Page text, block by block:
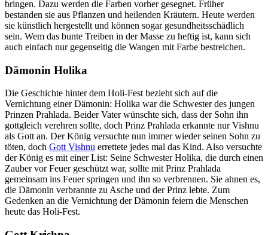
bringen. Dazu werden die Farben vorher gesegnet. Früher
bestanden sie aus Pflanzen und heilenden Kräutern. Heute werden
sie künstlich hergestellt und können sogar gesundheitsschädlich
sein. Wem das bunte Treiben in der Masse zu heftig ist, kann sich
auch einfach nur gegenseitig die Wangen mit Farbe bestreichen.
Dämonin Holika
Die Geschichte hinter dem Holi-Fest bezieht sich auf die
Vernichtung einer Dämonin: Holika war die Schwester des jungen
Prinzen Prahlada. Beider Vater wünschte sich, dass der Sohn ihn
gottgleich verehren sollte, doch Prinz Prahlada erkannte nur Vishnu
als Gott an. Der König versuchte nun immer wieder seinen Sohn zu
töten, doch Gott Vishnu errettete jedes mal das Kind. Also versuchte
der König es mit einer List: Seine Schwester Holika, die durch einen
Zauber vor Feuer geschützt war, sollte mit Prinz Prahlada
gemeinsam ins Feuer springen und ihn so verbrennen. Sie ahnen es,
die Dämonin verbrannte zu Asche und der Prinz lebte. Zum
Gedenken an die Vernichtung der Dämonin feiern die Menschen
heute das Holi-Fest.